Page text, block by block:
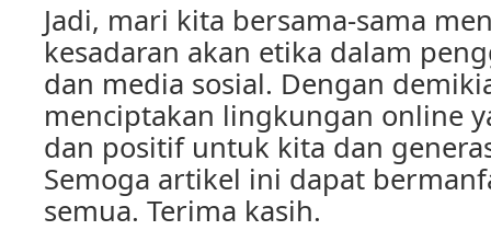
Jadi, mari kita bersama-sama
kesadaran akan etika dalam
dan media sosial. Dengan
menciptakan lingkungan online
dan positif untuk kita dan
Semoga artikel ini dapat
semua. Terima kasih.